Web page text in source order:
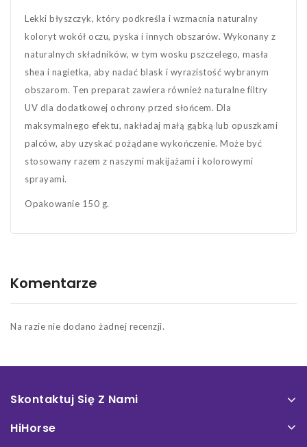
Lekki błyszczyk, który podkreśla i wzmacnia naturalny
koloryt wokół oczu, pyska i innych obszarów. Wykonany z
naturalnych składników, w tym wosku pszczelego, masła
shea i nagietka, aby nadać blask i wyrazistość wybranym
obszarom. Ten preparat zawiera również naturalne filtry
UV dla dodatkowej ochrony przed słońcem. Dla
maksymalnego efektu, nakładaj małą gąbką lub opuszkami
palców, aby uzyskać pożądane wykończenie. Może być
stosowany razem z naszymi makijażami i kolorowymi
sprayami.
Opakowanie 150 g.
Komentarze
Na razie nie dodano żadnej recenzji.
Skontaktuj Się Z Nami
HiHorse